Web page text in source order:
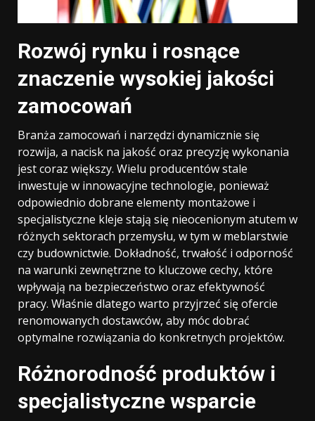
Rozwój rynku i rosnące
znaczenie wysokiej jakości
zamocowań
Branża zamocowań i narzędzi dynamicznie się
rozwija, a nacisk na jakość oraz precyzję wykonania
jest coraz większy. Wielu producentów stale
inwestuje w innowacyjne technologie, ponieważ
odpowiednio dobrane elementy montażowe i
specjalistyczne kleje stają się nieocenionym atutem w
różnych sektorach przemysłu, w tym w meblarstwie
czy budownictwie. Dokładność, trwałość i odporność
na warunki zewnętrzne to kluczowe cechy, które
wpływają na bezpieczeństwo oraz efektywność
pracy. Właśnie dlatego warto przyjrzeć się ofercie
renomowanych dostawców, aby móc dobrać
optymalne rozwiązania do konkretnych projektów.
Różnorodność produktów i
specjalistyczne wsparcie